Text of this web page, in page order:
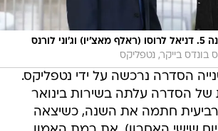
יחזרו בשנה הבאה לעונה 5. דניאל לרוסו (ראלף מאצ'יו) וג'וני לורנס
בונדס בייקר, נטפליקס
הסדרה נרכשה על ידי נטפליקס.
של הסדרה עלתה בשירות בינואר
הרביעית חתמה את השנה, כשיצאה